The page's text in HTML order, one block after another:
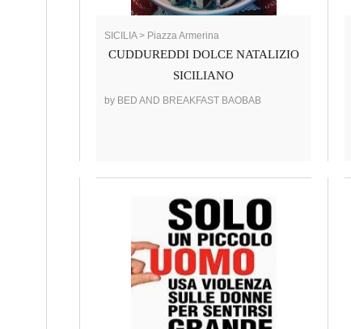
SICILIA > Piazza Armerina
CUDDUREDDI DOLCE NATALIZIO
SICILIANO
by BED AND BREAKFAST BAOBAB